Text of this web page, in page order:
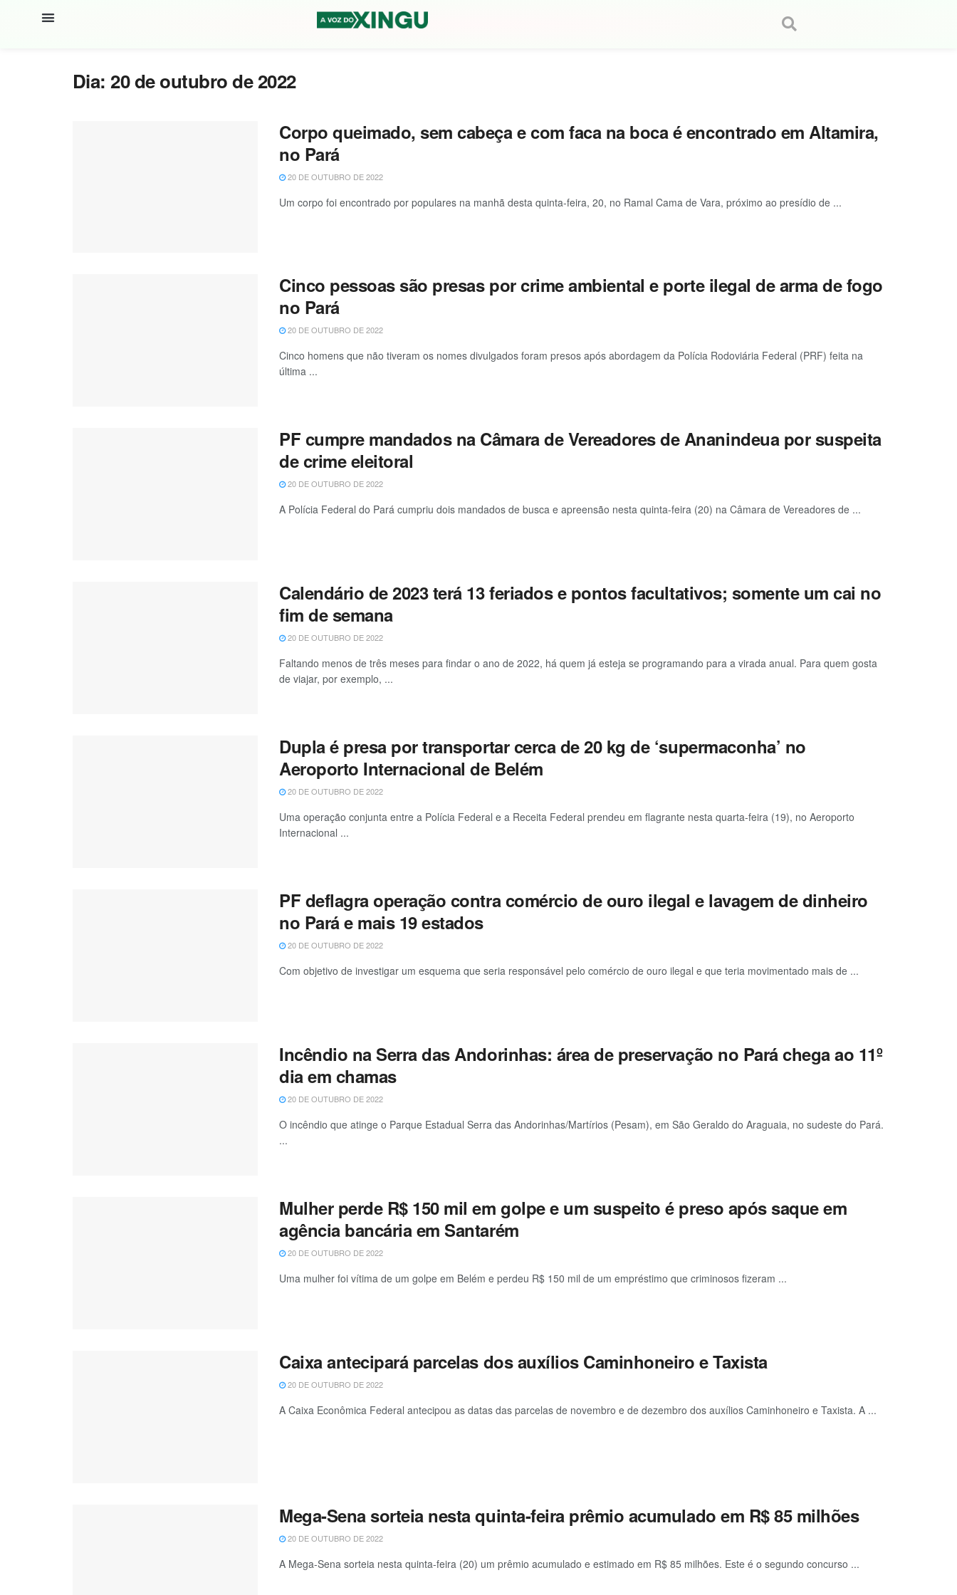
Dia:20 de outubro de 2022
Corpo queimado, sem cabeça e com faca na boca é encontrado em Altamira,
no Pará
20 DE OUTUBRO DE 2022
Um corpo foi encontrado por populares na manhã desta quinta-feira, 20, no Ramal Cama de Vara, próximo ao presídio de ...
Cinco pessoas são presas por crime ambiental e porte ilegal de arma de fogo
no Pará
20 DE OUTUBRO DE 2022
Cinco homens que não tiveram os nomes divulgados foram presos após abordagem da Polícia Rodoviária Federal (PRF) feita na
última ...
PF cumpre mandados na Câmara de Vereadores de Ananindeua por suspeita
de crime eleitoral
20 DE OUTUBRO DE 2022
A Polícia Federal do Pará cumpriu dois mandados de busca e apreensão nesta quinta-feira (20) na Câmara de Vereadores de ...
Calendário de 2023 terá 13 feriados e pontos facultativos; somente um cai no
fim de semana
20 DE OUTUBRO DE 2022
Faltando menos de três meses para findar o ano de 2022, há quem já esteja se programando para a virada anual. Para quem gosta
de viajar, por exemplo, ...
Dupla é presa por transportar cerca de 20 kg de ‘supermaconha’ no
Aeroporto Internacional de Belém
20 DE OUTUBRO DE 2022
Uma operação conjunta entre a Polícia Federal e a Receita Federal prendeu em flagrante nesta quarta-feira (19), no Aeroporto
Internacional ...
PF deflagra operação contra comércio de ouro ilegal e lavagem de dinheiro
no Pará e mais 19 estados
20 DE OUTUBRO DE 2022
Com objetivo de investigar um esquema que seria responsável pelo comércio de ouro ilegal e que teria movimentado mais de ...
Incêndio na Serra das Andorinhas: área de preservação no Pará chega ao 11º
dia em chamas
20 DE OUTUBRO DE 2022
O incêndio que atinge o Parque Estadual Serra das Andorinhas/Martírios (Pesam), em São Geraldo do Araguaia, no sudeste do Pará.
...
Mulher perde R$ 150 mil em golpe e um suspeito é preso após saque em
agência bancária em Santarém
20 DE OUTUBRO DE 2022
Uma mulher foi vítima de um golpe em Belém e perdeu R$ 150 mil de um empréstimo que criminosos fizeram ...
Caixa antecipará parcelas dos auxílios Caminhoneiro e Taxista
20 DE OUTUBRO DE 2022
A Caixa Econômica Federal antecipou as datas das parcelas de novembro e de dezembro dos auxílios Caminhoneiro e Taxista. A ...
Mega-Sena sorteia nesta quinta-feira prêmio acumulado em R$ 85 milhões
20 DE OUTUBRO DE 2022
A Mega-Sena sorteia nesta quinta-feira (20) um prêmio acumulado e estimado em R$ 85 milhões. Este é o segundo concurso ...